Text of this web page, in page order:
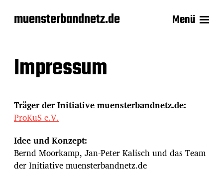
muensterbandnetz.de Menü
Impressum
Träger der Initiative muensterbandnetz.de:
ProKuS e.V.
Idee und Konzept:
Bernd Moorkamp, Jan-Peter Kalisch und das Team
der Initiative muensterbandnetz.de